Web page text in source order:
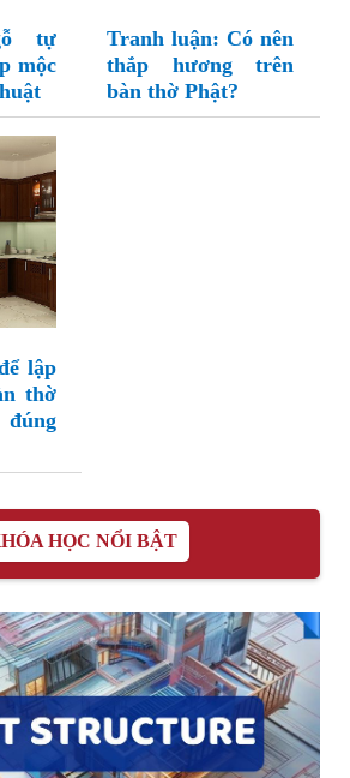
tự
mộc
Tranh luận: Có nên
thắp hương trên
bàn thờ Phật?
lập
thờ
HỌC NỔI BẬT